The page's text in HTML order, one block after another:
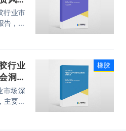
行业市
告，主
、市
行业
洞察
市场深
主要包
经营
橡胶